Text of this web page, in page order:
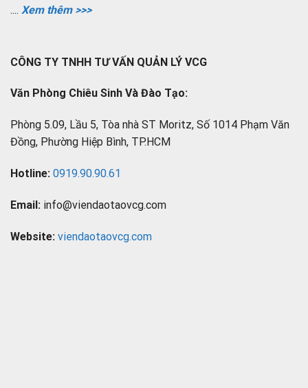
.... Xem thêm >>>
CÔNG TY TNHH TƯ VẤN QUẢN LÝ VCG
Văn Phòng Chiêu Sinh Và Đào Tạo:
Phòng 5.09, Lầu 5, Tòa nhà ST Moritz, Số 1014 Phạm Văn
Đồng, Phường Hiệp Bình, TP.HCM
Hotline: 0919.90.90.61
Email: info@viendaotaovcg.com
Website: viendaotaovcg.com